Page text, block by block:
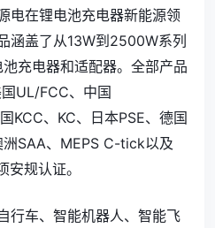
电在锂电池充电器新能源领
涵盖了从13W到2500W系列
充电器和适配器。全部产品
UL/FCC、中国
KCC、KC、日本PSE、德国
SAA、MEPS C-tick以及
规认证。
行车、智能机器人、智能飞